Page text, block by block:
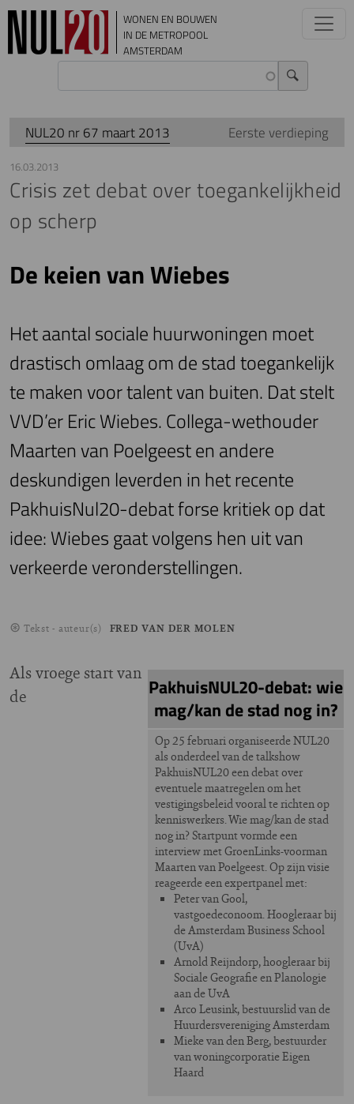
Overslaan en naar de inhoud gaan
WONEN EN BOUWEN
IN DE METROPOOL
AMSTERDAM
NUL20 nr 67 maart 2013 Eerste verdieping
16.03.2013
Crisis zet debat over toegankelijkheid
op scherp
De keien van Wiebes
Het aantal sociale huurwoningen moet
drastisch omlaag om de stad toegankelijk
te maken voor talent van buiten. Dat stelt
VVD’er Eric Wiebes. Collega-wethouder
Maarten van Poelgeest en andere
deskundigen leverden in het recente
PakhuisNul20-debat forse kritiek op dat
idee: Wiebes gaat volgens hen uit van
verkeerde veronderstellingen.
Tekst - auteur(s) FRED VAN DER MOLEN
PakhuisNUL20-debat: wie
mag/kan de stad nog in?
Op 25 februari organiseerde NUL20
als onderdeel van de talkshow
PakhuisNUL20 een debat over
eventuele maatregelen om het
vestigingsbeleid vooral te richten op
kenniswerkers. Wie mag/kan de stad
nog in? Startpunt vormde een
interview met GroenLinks-voorman
Maarten van Poelgeest. Op zijn visie
reageerde een expertpanel met:
Peter van Gool,
vastgoedeconoom. Hoogleraar bij
de Amsterdam Business School
(UvA)
Arnold Reijndorp, hoogleraar bij
Sociale Geografie en Planologie
aan de UvA
Arco Leusink, bestuurslid van de
Huurdersvereniging Amsterdam
Mieke van den Berg, bestuurder
van woningcorporatie Eigen
Haard
Als vroege start van
de